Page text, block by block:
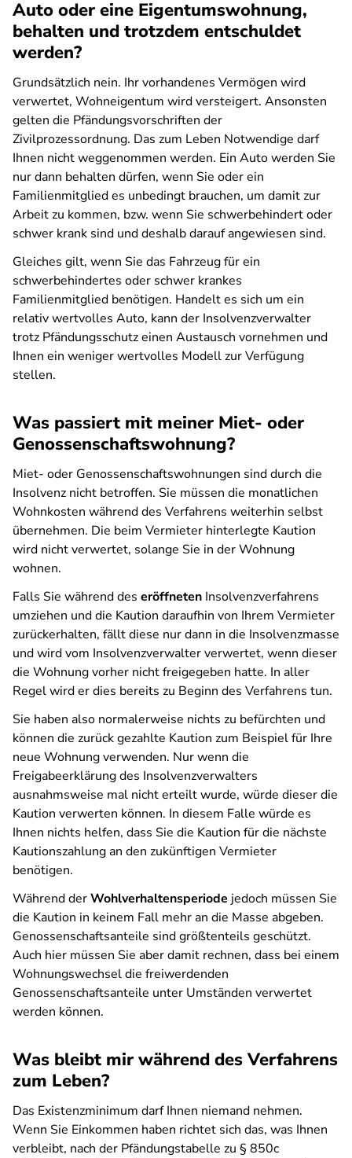
Auto oder eine Eigentumswohnung,
behalten und trotzdem entschuldet
werden?
Grundsätzlich nein. Ihr vorhandenes Vermögen wird
verwertet, Wohneigentum wird versteigert. Ansonsten
gelten die Pfändungsvorschriften der
Zivilprozessordnung. Das zum Leben Notwendige darf
Ihnen nicht weggenommen werden. Ein Auto werden Sie
nur dann behalten dürfen, wenn Sie oder ein
Familienmitglied es unbedingt brauchen, um damit zur
Arbeit zu kommen, bzw. wenn Sie schwerbehindert oder
schwer krank sind und deshalb darauf angewiesen sind.
Gleiches gilt, wenn Sie das Fahrzeug für ein
schwerbehindertes oder schwer krankes
Familienmitglied benötigen. Handelt es sich um ein
relativ wertvolles Auto, kann der Insolvenzverwalter
trotz Pfändungsschutz einen Austausch vornehmen und
Ihnen ein weniger wertvolles Modell zur Verfügung
stellen.
Was passiert mit meiner Miet- oder
Genossenschaftswohnung?
Miet- oder Genossenschaftswohnungen sind durch die
Insolvenz nicht betroffen. Sie müssen die monatlichen
Wohnkosten während des Verfahrens weiterhin selbst
übernehmen. Die beim Vermieter hinterlegte Kaution
wird nicht verwertet, solange Sie in der Wohnung
wohnen.
Falls Sie während des eröffneten Insolvenzverfahrens
umziehen und die Kaution daraufhin von Ihrem Vermieter
zurückerhalten, fällt diese nur dann in die Insolvenzmasse
und wird vom Insolvenzverwalter verwertet, wenn dieser
die Wohnung vorher nicht freigegeben hatte. In aller
Regel wird er dies bereits zu Beginn des Verfahrens tun.
Sie haben also normalerweise nichts zu befürchten und
können die zurück gezahlte Kaution zum Beispiel für Ihre
neue Wohnung verwenden. Nur wenn die
Freigabeerklärung des Insolvenzverwalters
ausnahmsweise mal nicht erteilt wurde, würde dieser die
Kaution verwerten können. In diesem Falle würde es
Ihnen nichts helfen, dass Sie die Kaution für die nächste
Kautionszahlung an den zukünftigen Vermieter
benötigen.
Während derWohlverhaltensperiode jedoch müssen Sie
die Kaution in keinem Fall mehr an die Masse abgeben.
Genossenschaftsanteile sind größtenteils geschützt.
Auch hier müssen Sie aber damit rechnen, dass bei einem
Wohnungswechsel die freiwerdenden
Genossenschaftsanteile unter Umständen verwertet
werden können.
Was bleibt mir während des Verfahrens
zum Leben?
Das Existenzminimum darf Ihnen niemand nehmen.
Wenn Sie Einkommen haben richtet sich das, was Ihnen
verbleibt, nach der Pfändungstabelle zu § 850c